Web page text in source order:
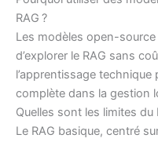
RAG ?
Les modèles open-
d’explorer le RAG sans
l’apprentissage
complète dans la gestion
Quelles sont les limites du
Le RAG basique, centré